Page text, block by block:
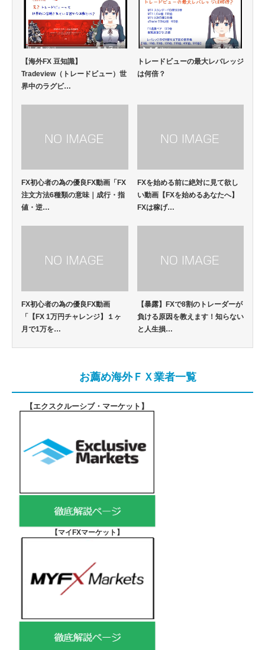
【海外FX 豆知識】
Tradeview（トレードビュー）世
界中のラグビ…
トレードビューの最大レバレッジ
は何倍？
FX初心者の為の優良FX動画「FX
注文方法6種類の意味｜成行・指
値・逆…
FXを始める前に絶対に見て欲し
い動画【FXを始めるあなたへ】
FXは稼げ…
FX初心者の為の優良FX動画
「【FX 1万円チャレンジ】１ヶ
月で1万を…
【暴露】FXで8割のトレーダーが
負ける原因を教えます！知らない
と人生損…
お薦め海外ＦＸ業者一覧
【エクスクルーシブ・マーケット 】
【マイFXマーケット 】